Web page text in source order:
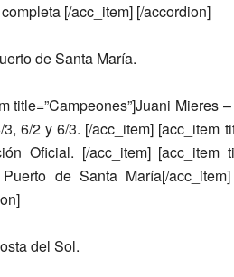
[/acc_item] [/accordion]
de Santa María.
title=”Campeones”]Juani Mieres
6/2 y 6/3. [/acc_item] [acc_item
Oficial. [/acc_item] [acc_item
de Santa María[/
del Sol.